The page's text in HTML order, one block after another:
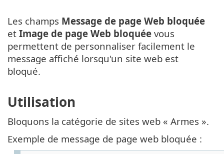
Les champs Message de page Web bloquée
et Image de page Web bloquée vous
permettent de personnaliser facilement le
message affiché lorsqu'un site web est
bloqué.
Utilisation
Bloquons la catégorie de sites web « Armes ».
Exemple de message de page web bloquée :